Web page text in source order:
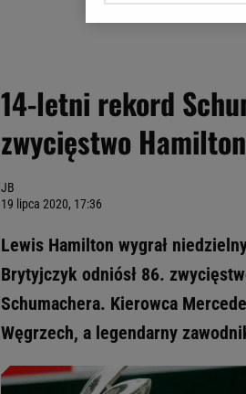
14-letni rekord
zwycięstwo
JB
19 lipca 2020, 17:36
Lewis Hamilton wygrał
Brytyjczyk odniósł 86.
Schumachera. Kierowca
Węgrzech, a legendarny
Zaufanych Partnerów i
My, nasi Zaufani
Przechowywanie